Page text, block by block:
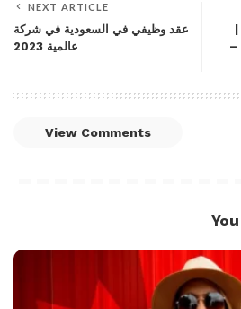
برعاية التأشيرة في عام 2023 –
NEXT ARTICLE
عقد وظيفي في السعودية في شركة
عالمية 2023
View Comments